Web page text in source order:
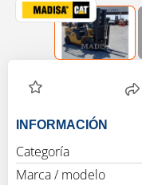
INFORMACIÓN
Categoría
Marca / modelo